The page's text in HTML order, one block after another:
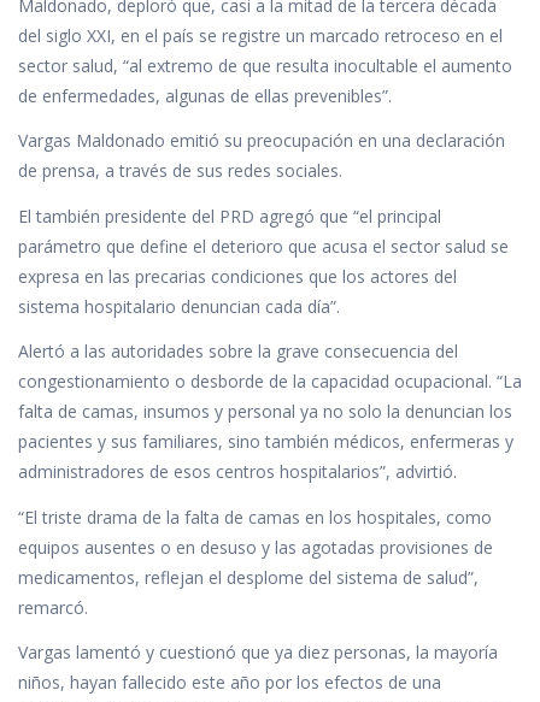
k p r
Maldonado, deploró que, casi a la mitad de la tercera década
del siglo XXI, en el país se registre un marcado retroceso en el
sector salud, “al extremo de que resulta inocultable el aumento
de enfermedades, algunas de ellas prevenibles”.
Vargas Maldonado emitió su preocupación en una declaración
de prensa, a través de sus redes sociales.
El también presidente del PRD agregó que “el principal
parámetro que define el deterioro que acusa el sector salud se
expresa en las precarias condiciones que los actores del
sistema hospitalario denuncian cada día”.
Alertó a las autoridades sobre la grave consecuencia del
congestionamiento o desborde de la capacidad ocupacional. “La
falta de camas, insumos y personal ya no solo la denuncian los
pacientes y sus familiares, sino también médicos, enfermeras y
administradores de esos centros hospitalarios”, advirtió.
“El triste drama de la falta de camas en los hospitales, como
equipos ausentes o en desuso y las agotadas provisiones de
medicamentos, reflejan el desplome del sistema de salud”,
remarcó.
Vargas lamentó y cuestionó que ya diez personas, la mayoría
niños, hayan fallecido este año por los efectos de una